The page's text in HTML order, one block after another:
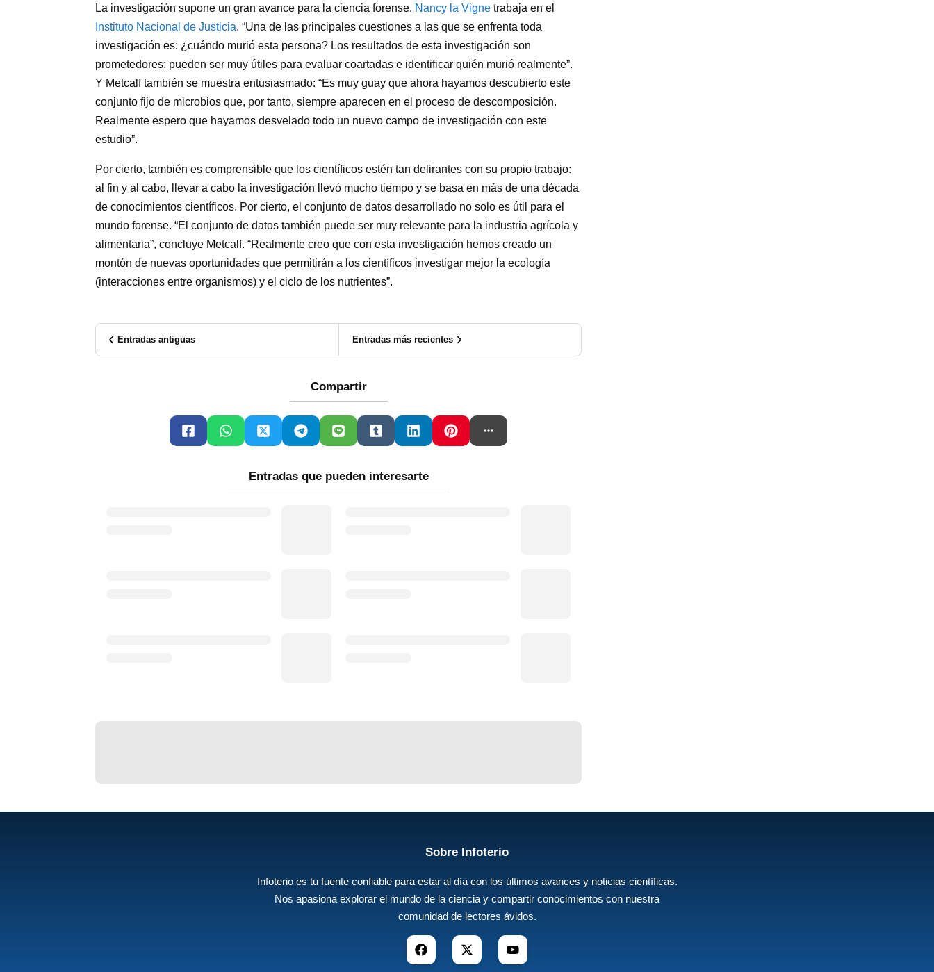
La investigación supone un gran avance para la ciencia forense. Nancy la Vigne trabaja en el
Instituto Nacional de Justicia. “Una de las principales cuestiones a las que se enfrenta toda
investigación es: ¿cuándo murió esta persona? Los resultados de esta investigación son
prometedores: pueden ser muy útiles para evaluar coartadas e identificar quién murió realmente”.
Y Metcalf también se muestra entusiasmado: “Es muy guay que ahora hayamos descubierto este
conjunto fijo de microbios que, por tanto, siempre aparecen en el proceso de descomposición.
Realmente espero que hayamos desvelado todo un nuevo campo de investigación con este
estudio”.
Por cierto, también es comprensible que los científicos estén tan delirantes con su propio trabajo:
al fin y al cabo, llevar a cabo la investigación llevó mucho tiempo y se basa en más de una década
de conocimientos científicos. Por cierto, el conjunto de datos desarrollado no solo es útil para el
mundo forense. “El conjunto de datos también puede ser muy relevante para la industria agrícola y
alimentaria”, concluye Metcalf. “Realmente creo que con esta investigación hemos creado un
montón de nuevas oportunidades que permitirán a los científicos investigar mejor la ecología
(interacciones entre organismos) y el ciclo de los nutrientes”.
Entradas antiguas Entradas más recientes
Compartir
Entradas que pueden interesarte
Sobre Infoterio
Infoterio es tu fuente confiable para estar al día con los últimos avances y noticias científicas.
Nos apasiona explorar el mundo de la ciencia y compartir conocimientos con nuestra
comunidad de lectores ávidos.